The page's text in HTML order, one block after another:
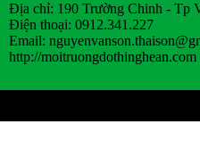
Địa chỉ: 190 Trường Chinh - Tp
Điện thoại: 0912.341.227
Email:
http://moitruongdothinghean.com